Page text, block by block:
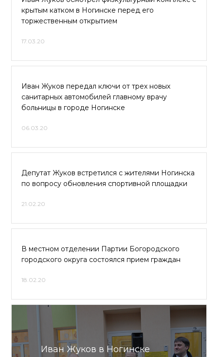
крытым катком в Ногинске перед его
торжественным открытием
17.03.20
Иван Жуков передал ключи от трех новых
санитарных автомобилей главному врачу
больницы в городе Ногинске
06.03.20
Депутат Жуков встретился с жителями Ногинска
по вопросу обновления спортивной площадки
21.02.20
В местном отделении Партии Богородского
городского округа состоялся прием граждан
18.02.20
Иван Жуков в Ногинске